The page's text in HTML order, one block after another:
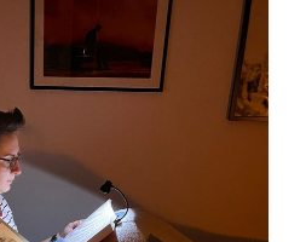
aus Deutschland
die Autorin